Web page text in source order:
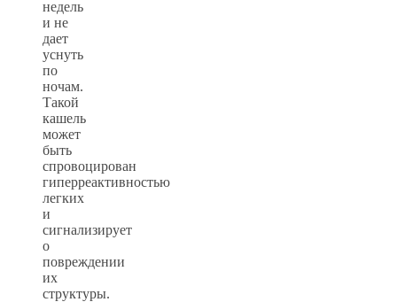
недель
и не
дает
уснуть
по
ночам.
Такой
кашель
может
быть
спровоцирован
гиперреактивностью
легких
и
сигнализирует
о
повреждении
их
структуры.